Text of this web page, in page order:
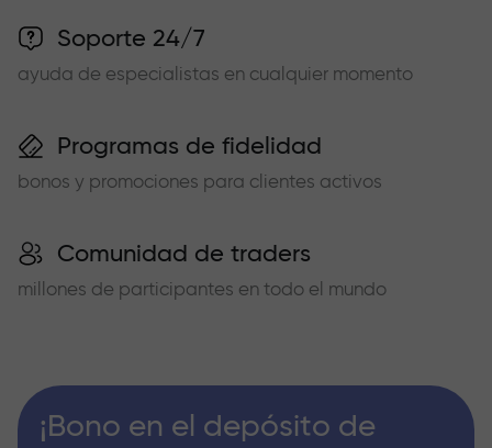
Soporte 24/7
ayuda de especialistas en cualquier momento
Programas de fidelidad
bonos y promociones para clientes activos
Comunidad de traders
millones de participantes en todo el mundo
¡Bono en el depósito de